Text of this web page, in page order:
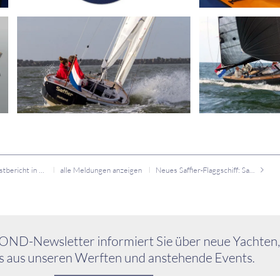
alle Meldungen anzeigen Neues Saffier-Flaggschiff: Saffier SE 37 Lounge
Newsletter informiert Sie über neue Yachten,
aus unseren Werften und anstehende Events.